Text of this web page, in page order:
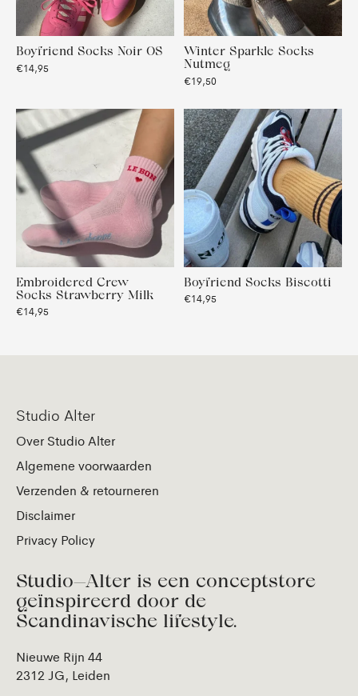
Boyfriend Socks Noir OS
€14,95
Winter Sparkle Socks
Nutmeg
€19,50
Embroidered Crew
Socks Strawberry Milk
€14,95
Boyfriend Socks Biscotti
€14,95
Studio Alter
Over Studio Alter
Algemene voorwaarden
Verzenden & retourneren
Disclaimer
Privacy Policy
Studio—Alter is een conceptstore
geïnspireerd door de
Scandinavische lifestyle.
Nieuwe Rijn 44
2312 JG, Leiden